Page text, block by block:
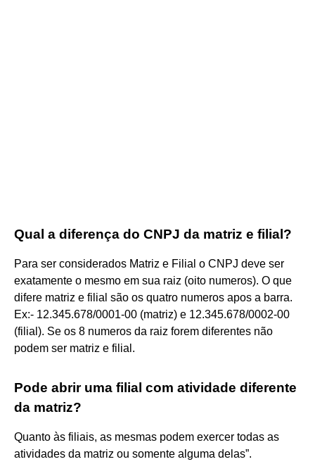
Qual a diferença do CNPJ da matriz e filial?
Para ser considerados Matriz e Filial o CNPJ deve ser
exatamente o mesmo em sua raiz (oito numeros). O que
difere matriz e filial são os quatro numeros apos a barra.
Ex:- 12.345.678/0001-00 (matriz) e 12.345.678/0002-00
(filial). Se os 8 numeros da raiz forem diferentes não
podem ser matriz e filial.
Pode abrir uma filial com atividade diferente
da matriz?
Quanto às filiais, as mesmas podem exercer todas as
atividades da matriz ou somente alguma delas”.